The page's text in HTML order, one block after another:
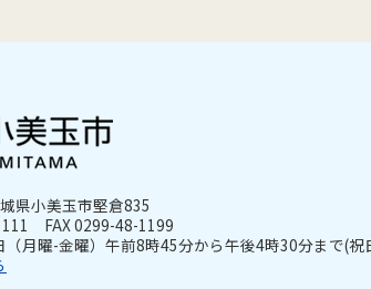
県小美玉市堅倉835
FAX 0299-48-1199
（月曜-金曜）午前8時45分から午後4時30分まで(